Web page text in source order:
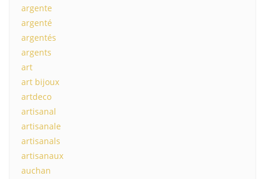
argente
argenté
argentés
argents
art
art bijoux
artdeco
artisanal
artisanale
artisanals
artisanaux
auchan